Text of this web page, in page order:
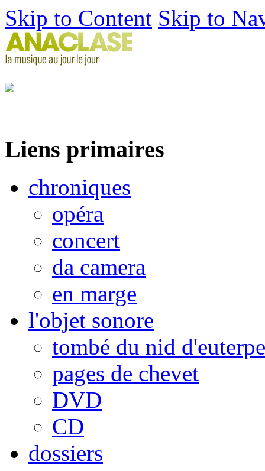
Skip to Content Skip to
Liens primaires
chroniques
opéra
concert
da camera
en marge
l'objet sonore
tombé du nid d'euterpe
pages de chevet
DVD
CD
dossiers